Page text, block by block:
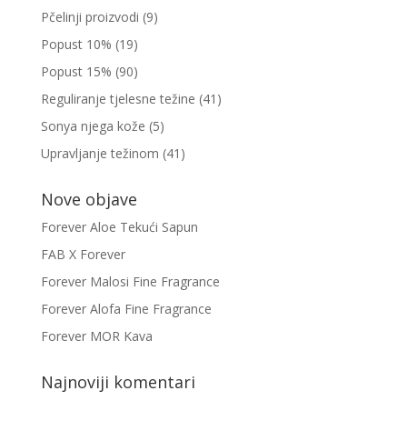
Pčelinji proizvodi (9)
Popust 10% (19)
Popust 15% (90)
Reguliranje tjelesne težine (41)
Sonya njega kože (5)
Upravljanje težinom (41)
Nove objave
Forever Aloe Tekući Sapun
FAB X Forever
Forever Malosi Fine Fragrance
Forever Alofa Fine Fragrance
Forever MOR Kava
Najnoviji komentari